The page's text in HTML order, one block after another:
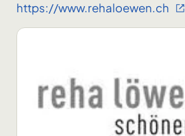
https://www.rehaloewen.ch